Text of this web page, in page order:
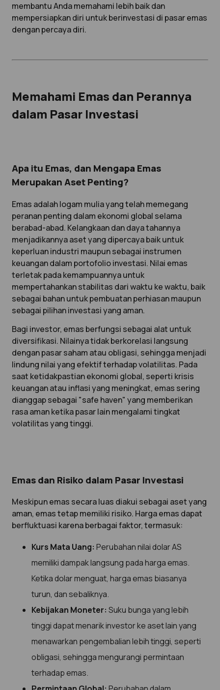
membantu Anda memahami lebih baik dan
mempersiapkan diri untuk berinvestasi di pasar emas
dengan percaya diri.
Memahami Emas dan Perannya
dalam Pasar Investasi
Apa itu Emas, dan Mengapa Emas
Merupakan Aset Penting?
Emas adalah logam mulia yang telah memegang
peranan penting dalam ekonomi global selama
berabad-abad. Kelangkaan dan daya tahannya
menjadikannya aset yang dipercaya baik untuk
keperluan industri maupun sebagai instrumen
keuangan dalam portofolio investasi. Nilai emas
terletak pada kemampuannya untuk
mempertahankan stabilitas dari waktu ke waktu, baik
sebagai bahan untuk pembuatan perhiasan maupun
sebagai pilihan investasi yang aman.
Bagi investor, emas berfungsi sebagai alat untuk
diversifikasi. Nilainya tidak berkorelasi langsung
dengan pasar saham atau obligasi, sehingga menjadi
lindung nilai yang efektif terhadap volatilitas. Pada
saat ketidakpastian ekonomi global, seperti krisis
keuangan atau inflasi yang meningkat, emas sering
dianggap sebagai "safe haven" yang memberikan
rasa aman ketika pasar lain mengalami tingkat
volatilitas yang tinggi.
Emas dan Risiko dalam Pasar Investasi
Meskipun emas secara luas diakui sebagai aset yang
aman, emas tetap memiliki risiko. Harga emas dapat
berfluktuasi karena berbagai faktor, termasuk:
Kurs Mata Uang: Perubahan nilai dolar AS
memiliki dampak langsung pada harga emas.
Ketika dolar menguat, harga emas biasanya
turun, dan sebaliknya.
Kebijakan Moneter: Suku bunga yang lebih
tinggi dapat menarik investor ke aset lain yang
menawarkan pengembalian lebih tinggi, seperti
obligasi, sehingga mengurangi permintaan
terhadap emas.